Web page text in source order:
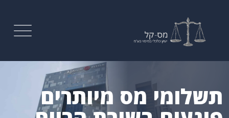
תשלומי מס מיותרים